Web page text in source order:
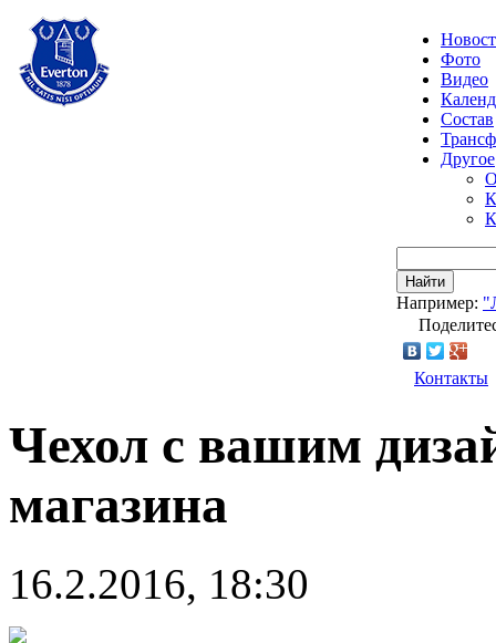
Фото
Видео
Состав
Другое
Найти
Например:
Контакты
Чехол с вашим
магазина
16.2.2016, 18:30